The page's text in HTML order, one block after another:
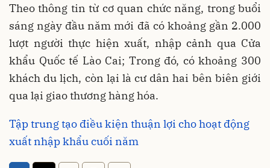
Theo thông tin từ cơ quan chức năng, trong buổi
sáng ngày đầu năm mới đã có khoảng gần 2.000
lượt người thực hiện xuất, nhập cảnh qua Cửa
khẩu Quốc tế Lào Cai; Trong đó, có khoảng 300
khách du lịch, còn lại là cư dân hai bên biên giới
qua lại giao thương hàng hóa.
Tập trung tạo điều kiện thuận lợi cho hoạt động
xuất nhập khẩu cuối năm